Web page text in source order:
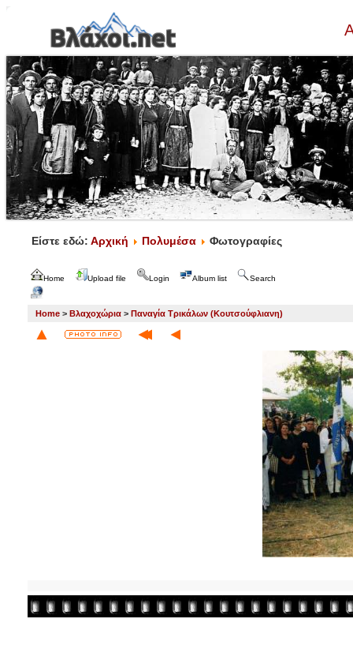
Είστε εδώ: Αρχική Πολυμέσα Φωτογραφίες
Home Upload file Login Album list Search
Home > Βλαχοχώρια > Παναγία Τρικάλων (Κουτσούφλιανη)